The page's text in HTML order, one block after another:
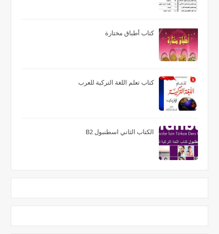
كتاب أطباق مختارة
كتاب تعلم اللغة التركية للعرب
الكتاب الثاني اسطنبول B2